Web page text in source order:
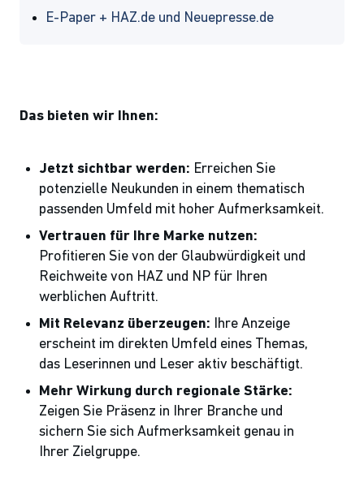
E-Paper + HAZ.de und Neuepresse.de
Das bieten wir Ihnen:
Jetzt sichtbar werden: Erreichen Sie
potenzielle Neukunden in einem thematisch
passenden Umfeld mit hoher Aufmerksamkeit.
Vertrauen für Ihre Marke nutzen:
Profitieren Sie von der Glaubwürdigkeit und
Reichweite von HAZ und NP für Ihren
werblichen Auftritt.
Mit Relevanz überzeugen: Ihre Anzeige
erscheint im direkten Umfeld eines Themas,
das Leserinnen und Leser aktiv beschäftigt.
Mehr Wirkung durch regionale Stärke:
Zeigen Sie Präsenz in Ihrer Branche und
sichern Sie sich Aufmerksamkeit genau in
Ihrer Zielgruppe.